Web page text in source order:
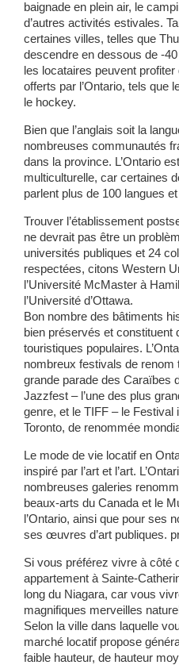
baignade en plein air, le
d’autres activités estivales.
certaines villes, telles que
descendre en dessous de -
les locataires peuvent
offerts par l’Ontario, tels que
le hockey.
Bien que l’anglais soit la
nombreuses communautés
dans la province. L’Ontario
multiculturelle, car certaines
parlent plus de 100 langues
Trouver l’établissement
ne devrait pas être un
universités publiques et 24
respectées, citons Western
l’Université McMaster à
l’Université d’Ottawa.
Bon nombre des bâtiments
bien préservés et constituent
touristiques populaires.
nombreux festivals de renom
grande parade des Caraïbes
Jazzfest – l’une des plus
genre, et le TIFF – le Festival
Toronto, de renommée
Le mode de vie locatif en
inspiré par l’art et l’art.
nombreuses galeries
beaux-arts du Canada et le
l’Ontario, ainsi que pour ses
ses œuvres d’art publiques.
Si vous préférez vivre à côté
appartement à Sainte-
long du Niagara, car vous
magnifiques merveilles
Selon la ville dans laquelle
marché locatif propose
faible hauteur, de hauteur